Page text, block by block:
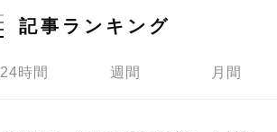
記事ランキング
24時間 週間 月間